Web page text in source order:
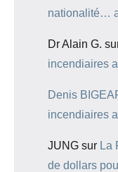
nationalité…
Dr Alain G.
incendiaires
Denis
incendiaires
JUNG sur La
de dollars